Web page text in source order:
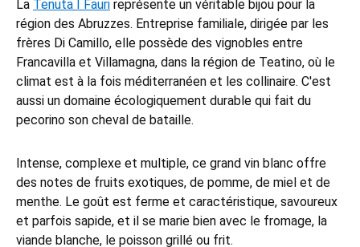
La Tenuta I Fauri représente un véritable bijou pour la
région des Abruzzes. Entreprise familiale, dirigée par les
frères Di Camillo, elle possède des vignobles entre
Francavilla et Villamagna, dans la région de Teatino, où le
climat est à la fois méditerranéen et les collinaire. C'est
aussi un domaine écologiquement durable qui fait du
pecorino son cheval de bataille.
Intense, complexe et multiple, ce grand vin blanc offre
des notes de fruits exotiques, de pomme, de miel et de
menthe. Le goût est ferme et caractéristique, savoureux
et parfois sapide, et il se marie bien avec le fromage, la
viande blanche, le poisson grillé ou frit.